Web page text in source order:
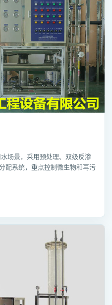
场景，采用预处理、双级反渗
配系统，重点控制微生物和再污